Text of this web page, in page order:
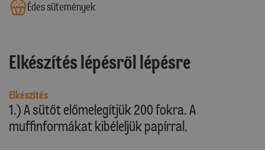
Édes sütemények
Elkészítés lépésről lépésre
Elkészítés
1.) A sütőt előmelegítjük 200 fokra. A
muffinformákat kibéleljük papírral.